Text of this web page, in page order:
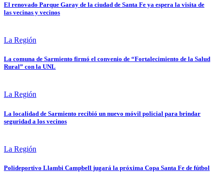
El renovado Parque Garay de la ciudad de Santa Fe ya espera la visita de
las vecinas y vecinos
La Región
La comuna de Sarmiento firmó el convenio de “Fortalecimiento de la Salud
Rural” con la UNL
La Región
La localidad de Sarmiento recibió un nuevo móvil policial para brindar
seguridad a los vecinos
La Región
Polideportivo Llambi Campbell jugará la próxima Copa Santa Fe de fútbol